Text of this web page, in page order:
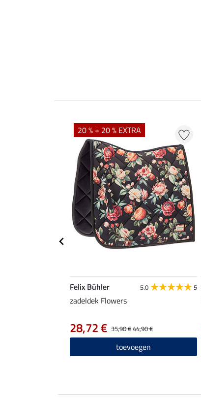
20 % + 20 % EXTRA
Felix Bühler 5.0 5
zadeldek Flowers
35,90 €44,90 €
28,72 €
toevoegen